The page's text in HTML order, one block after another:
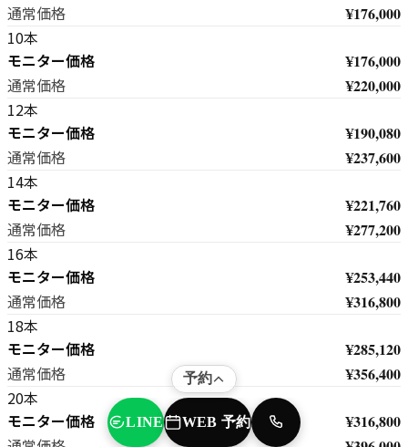
通常価格 ¥176,000
10本
モニター価格 ¥176,000
通常価格 ¥220,000
12本
モニター価格 ¥190,080
通常価格 ¥237,600
14本
モニター価格 ¥221,760
通常価格 ¥277,200
16本
モニター価格 ¥253,440
通常価格 ¥316,800
18本
モニター価格 ¥285,120
通常価格 ¥356,400
20本
モニター価格 ¥316,800
予約
LINE WEB 予約 TEL